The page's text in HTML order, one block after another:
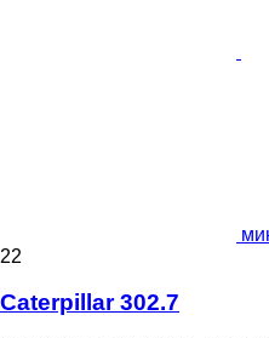
22
Caterpillar 302.7